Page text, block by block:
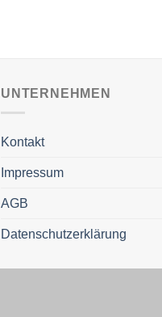
UNTERNEHMEN
Kontakt
Impressum
AGB
Datenschutzerklärung